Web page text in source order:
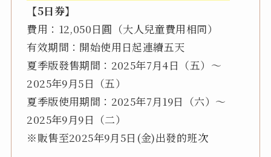
【5日券】
費用：12,050日圓（大人兒童費用相同）
有效期間：開始使用日起連續五天
夏季版發售期間：2025年7月4日（五）～
2025年9月5日（五）
夏季版使用期間：2025年7月19日（六）～
2025年9月9日（二）
※販售至2025年9月5日(金)出發的班次